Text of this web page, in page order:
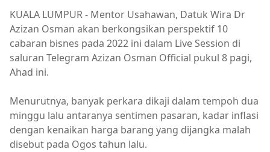
KUALA LUMPUR - Mentor Usahawan, Datuk Wira Dr
Azizan Osman akan berkongsikan perspektif 10
cabaran bisnes pada 2022 ini dalam Live Session di
saluran Telegram Azizan Osman Official pukul 8 pagi,
Ahad ini.
Menurutnya, banyak perkara dikaji dalam tempoh dua
minggu lalu antaranya sentimen pasaran, kadar inflasi
dengan kenaikan harga barang yang dijangka malah
disebut pada Ogos tahun lalu.